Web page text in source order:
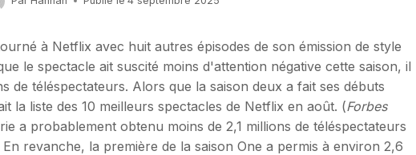
à Netflix avec huit autres épisodes de son émission de style
le spectacle ait suscité moins d'attention négative cette saison, il
de téléspectateurs. Alors que la saison deux a fait ses débuts
la liste des 10 meilleurs spectacles de Netflix en août. (Forbes
a probablement obtenu moins de 2,1 millions de téléspectateurs
revanche, la première de la saison One a permis à environ 2,6